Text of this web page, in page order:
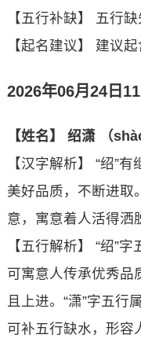
【五行补缺】 五行
【起名建议】 建议
2026年06月24日
【姓名】 绍潇 （
【汉字解析】 “绍”
美好品质，不断进取
意，寓意着人活得洒
【五行解析】 “绍”
可寓意人传承优秀品
且上进。“潇”字五行
可补五行缺水，形容